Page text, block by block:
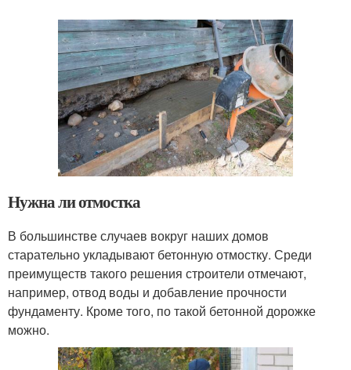
Нужна ли отмостка
В большинстве случаев вокруг наших домов
старательно укладывают бетонную отмостку. Среди
преимуществ такого решения строители отмечают,
например, отвод воды и добавление прочности
фундаменту. Кроме того, по такой бетонной дорожке
можно.